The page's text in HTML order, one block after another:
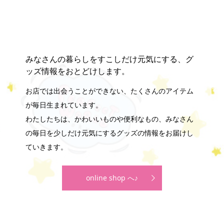
みなさんの暮らしをすこしだけ元気にする、グ
ッズ情報をおとどけします。
お店では出会うことができない、たくさんのアイテム
が毎日生まれています。
わたしたちは、かわいいものや便利なもの、みなさん
の毎日を少しだけ元気にするグッズの情報をお届けし
ていきます。
online shop へ♪